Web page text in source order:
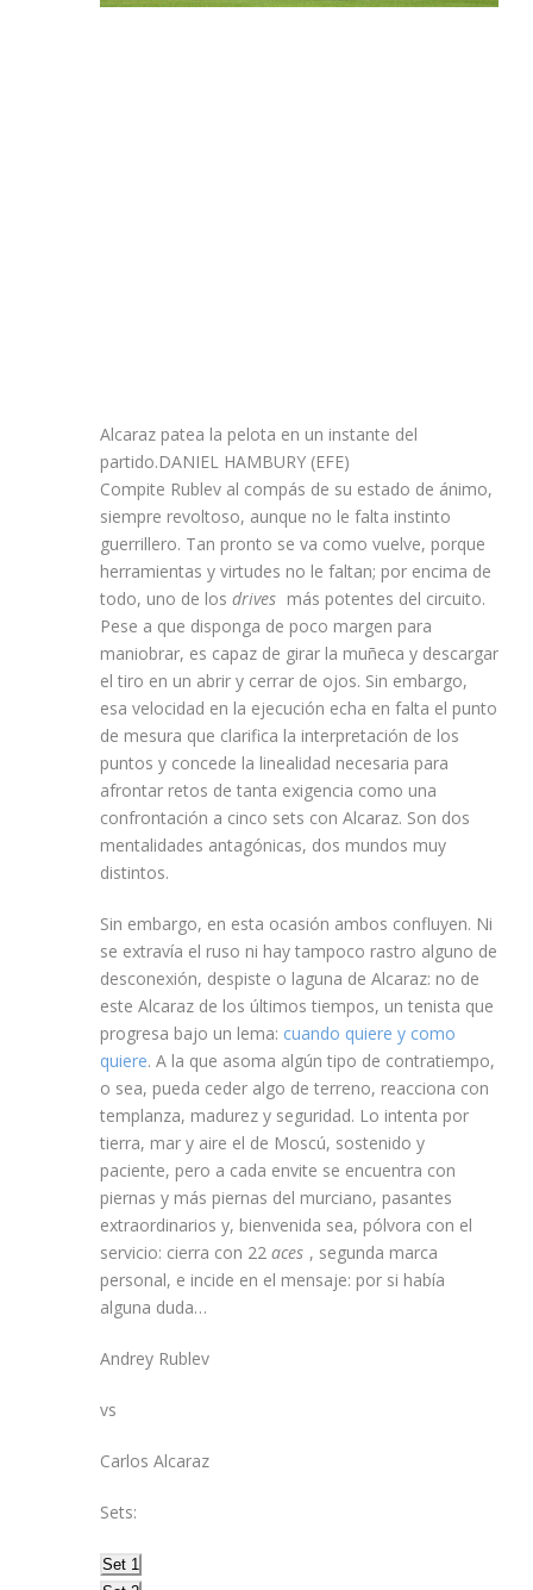
Alcaraz patea la pelota en un instante del
partido.DANIEL HAMBURY (EFE)
Compite Rublev al compás de su estado de ánimo,
siempre revoltoso, aunque no le falta instinto
guerrillero. Tan pronto se va como vuelve, porque
herramientas y virtudes no le faltan; por encima de
todo, uno de los drives más potentes del circuito.
Pese a que disponga de poco margen para
maniobrar, es capaz de girar la muñeca y descargar
el tiro en un abrir y cerrar de ojos. Sin embargo,
esa velocidad en la ejecución echa en falta el punto
de mesura que clarifica la interpretación de los
puntos y concede la linealidad necesaria para
afrontar retos de tanta exigencia como una
confrontación a cinco sets con Alcaraz. Son dos
mentalidades antagónicas, dos mundos muy
distintos.
Sin embargo, en esta ocasión ambos confluyen. Ni
se extravía el ruso ni hay tampoco rastro alguno de
desconexión, despiste o laguna de Alcaraz: no de
este Alcaraz de los últimos tiempos, un tenista que
progresa bajo un lema: cuando quiere y como
quiere. A la que asoma algún tipo de contratiempo,
o sea, pueda ceder algo de terreno, reacciona con
templanza, madurez y seguridad. Lo intenta por
tierra, mar y aire el de Moscú, sostenido y
paciente, pero a cada envite se encuentra con
piernas y más piernas del murciano, pasantes
extraordinarios y, bienvenida sea, pólvora con el
servicio: cierra con 22 aces , segunda marca
personal, e incide en el mensaje: por si había
alguna duda…
Andrey Rublev
vs
Carlos Alcaraz
Sets:
Set 1